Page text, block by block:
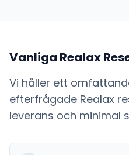
Vanliga Realax
Vi håller ett
efterfrågade Realax
leverans och minimal